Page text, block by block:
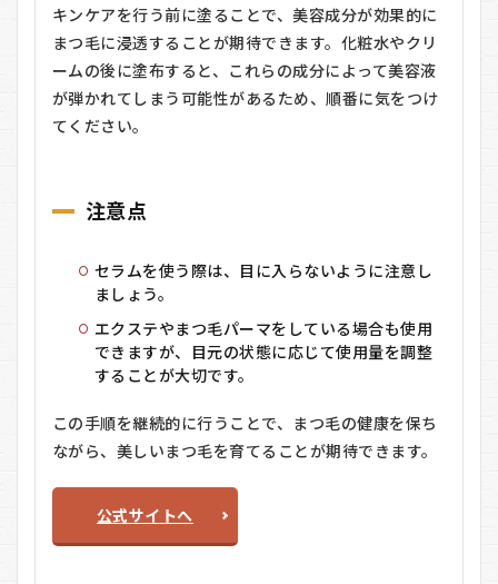
キンケアを行う前に塗ることで、美容成分が効果的に
まつ毛に浸透することが期待できます。化粧水やクリ
ームの後に塗布すると、これらの成分によって美容液
が弾かれてしまう可能性があるため、順番に気をつけ
てください。
注意点
セラムを使う際は、目に入らないように注意し
ましょう。
エクステやまつ毛パーマをしている場合も使用
できますが、目元の状態に応じて使用量を調整
することが大切です。
この手順を継続的に行うことで、まつ毛の健康を保ち
ながら、美しいまつ毛を育てることが期待できます。
公式サイトへ